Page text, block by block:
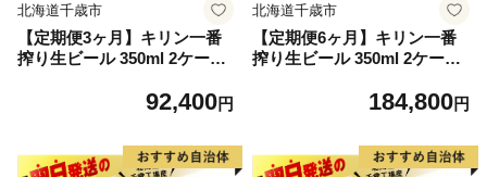
北海道千歳市
【定期便3ヶ月】キリン一番
搾り生ビール 350ml 2ケース
92,400円
北海道千歳市
【定期便6ヶ月】キリン一番
搾り生ビール 350ml 2ケース
184,800円